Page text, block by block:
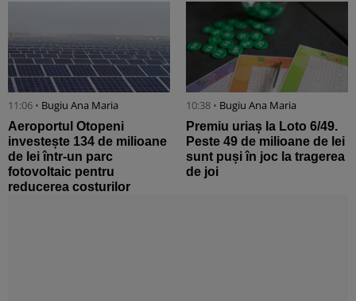
11:06 • Bugiu ⁠Ana Maria
Aeroportul Otopeni
investește 134 de milioane
de lei într-un parc
fotovoltaic pentru
reducerea costurilor
10:38 • Bugiu ⁠Ana Maria
Premiu uriaș la Loto 6/49.
Peste 49 de milioane de lei
sunt puși în joc la tragerea
de joi